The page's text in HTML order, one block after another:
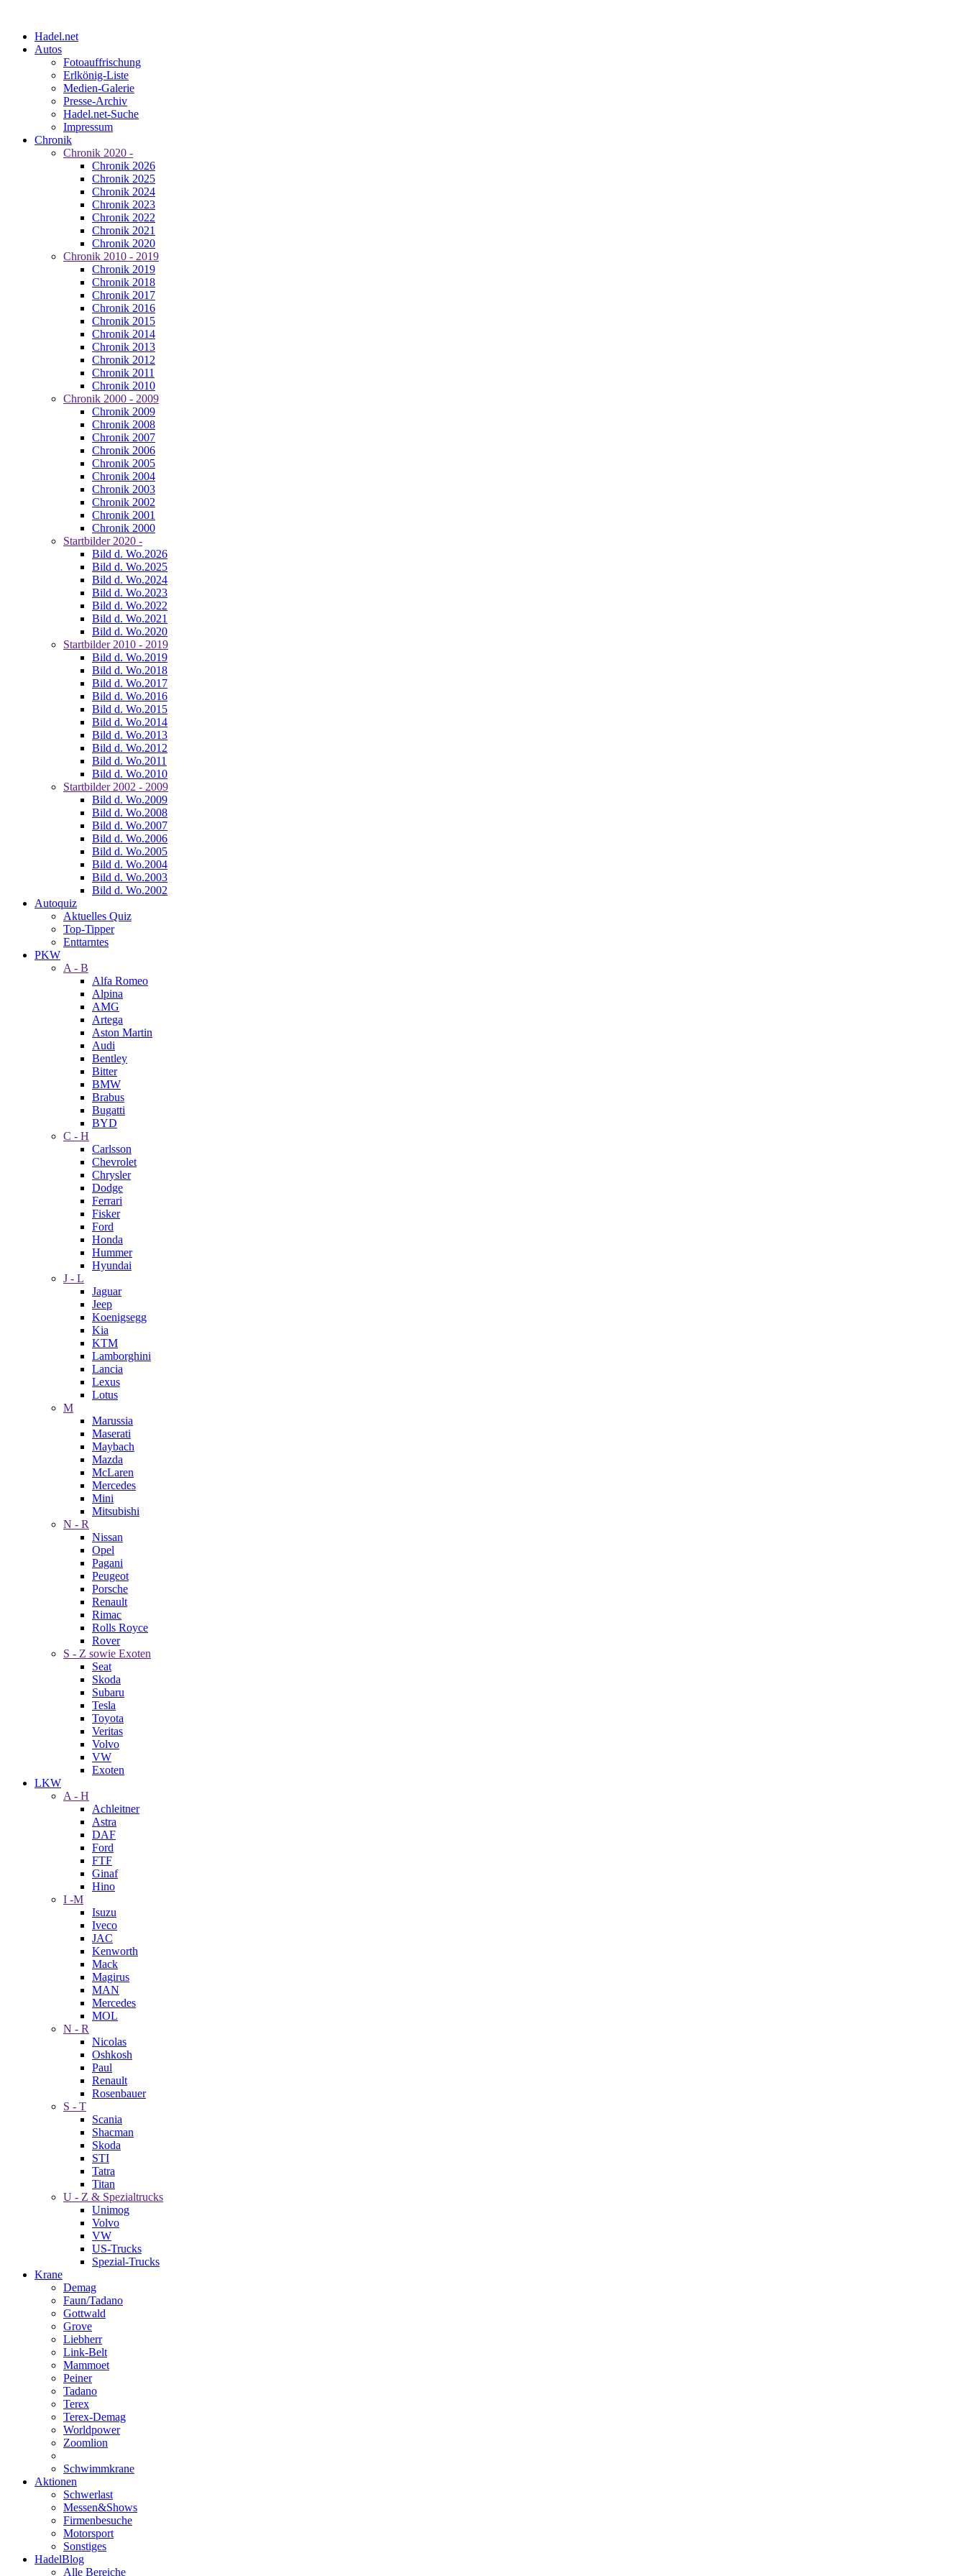
Hadel.net
Autos
Fotoauffrischung
Erlkönig-Liste
Medien-Galerie
Presse-Archiv
Hadel.net-Suche
Impressum
Chronik
Chronik 2020 -
Chronik 2026
Chronik 2025
Chronik 2024
Chronik 2023
Chronik 2022
Chronik 2021
Chronik 2020
Chronik 2010 - 2019
Chronik 2019
Chronik 2018
Chronik 2017
Chronik 2016
Chronik 2015
Chronik 2014
Chronik 2013
Chronik 2012
Chronik 2011
Chronik 2010
Chronik 2000 - 2009
Chronik 2009
Chronik 2008
Chronik 2007
Chronik 2006
Chronik 2005
Chronik 2004
Chronik 2003
Chronik 2002
Chronik 2001
Chronik 2000
Startbilder 2020 -
Bild d. Wo.2026
Bild d. Wo.2025
Bild d. Wo.2024
Bild d. Wo.2023
Bild d. Wo.2022
Bild d. Wo.2021
Bild d. Wo.2020
Startbilder 2010 - 2019
Bild d. Wo.2019
Bild d. Wo.2018
Bild d. Wo.2017
Bild d. Wo.2016
Bild d. Wo.2015
Bild d. Wo.2014
Bild d. Wo.2013
Bild d. Wo.2012
Bild d. Wo.2011
Bild d. Wo.2010
Startbilder 2002 - 2009
Bild d. Wo.2009
Bild d. Wo.2008
Bild d. Wo.2007
Bild d. Wo.2006
Bild d. Wo.2005
Bild d. Wo.2004
Bild d. Wo.2003
Bild d. Wo.2002
Autoquiz
Aktuelles Quiz
Top-Tipper
Enttarntes
PKW
A - B
Alfa Romeo
Alpina
AMG
Artega
Aston Martin
Audi
Bentley
Bitter
BMW
Brabus
Bugatti
BYD
C - H
Carlsson
Chevrolet
Chrysler
Dodge
Ferrari
Fisker
Ford
Honda
Hummer
Hyundai
J - L
Jaguar
Jeep
Koenigsegg
Kia
KTM
Lamborghini
Lancia
Lexus
Lotus
M
Marussia
Maserati
Maybach
Mazda
McLaren
Mercedes
Mini
Mitsubishi
N - R
Nissan
Opel
Pagani
Peugeot
Porsche
Renault
Rimac
Rolls Royce
Rover
S - Z sowie Exoten
Seat
Skoda
Subaru
Tesla
Toyota
Veritas
Volvo
VW
Exoten
LKW
A - H
Achleitner
Astra
DAF
Ford
FTF
Ginaf
Hino
I -M
Isuzu
Iveco
JAC
Kenworth
Mack
Magirus
MAN
Mercedes
MOL
N - R
Nicolas
Oshkosh
Paul
Renault
Rosenbauer
S - T
Scania
Shacman
Skoda
STI
Tatra
Titan
U - Z & Spezialtrucks
Unimog
Volvo
VW
US-Trucks
Spezial-Trucks
Krane
Demag
Faun/Tadano
Gottwald
Grove
Liebherr
Link-Belt
Mammoet
Peiner
Tadano
Terex
Terex-Demag
Worldpower
Zoomlion
Schwimmkrane
Aktionen
Schwerlast
Messen&Shows
Firmenbesuche
Motorsport
Sonstiges
HadelBlog
Alle Bereiche